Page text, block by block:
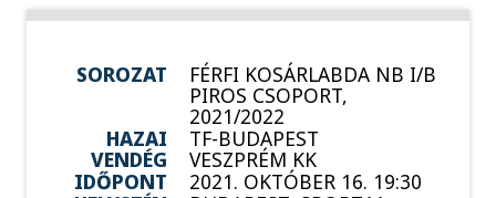
SOROZAT FÉRFI KOSÁRLABDA NB I/B
PIROS CSOPORT,
2021/2022
HAZAI
TF-BUDAPEST
VENDÉG
VESZPRÉM KK
IDŐPONT
2021. OKTÓBER 16. 19:30